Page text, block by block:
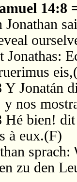
14:8
Jonathan
Jonathas:
Y Jonatán
y nos
Hé bien!
à eux.(F)
zu den